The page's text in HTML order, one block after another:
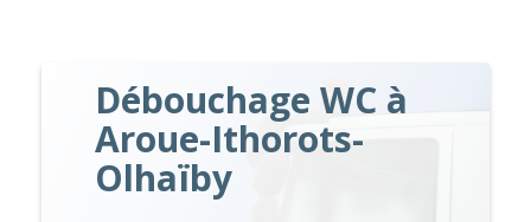
Débouchage WC à
Aroue-Ithorots-
Olhaïby